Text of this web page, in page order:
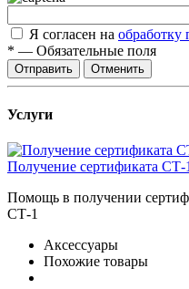
Я согласен на обработку
* — Обязательные поля
Отправить Отменить
Услуги
Получение сертификата СТ-1
Помощь в получении
СТ-1
Аксессуары
Похожие товары